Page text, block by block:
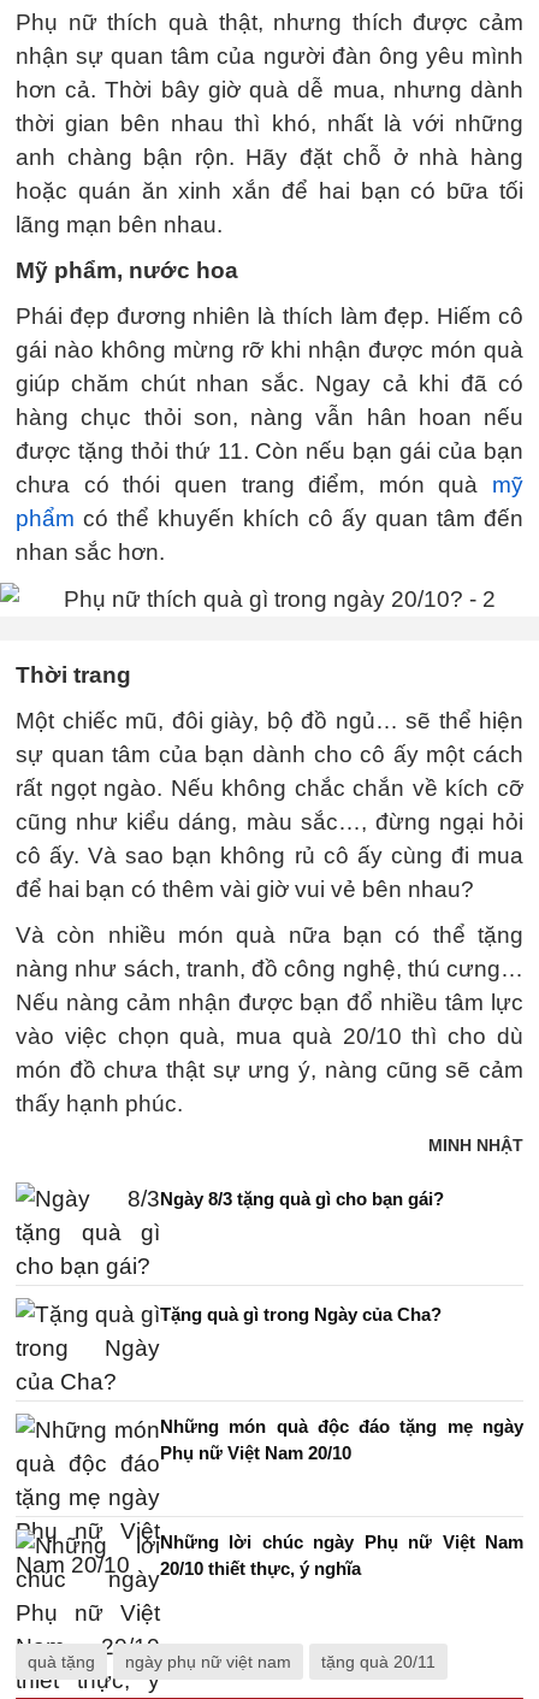
Phụ nữ thích quà thật, nhưng thích được cảm
nhận sự quan tâm của người đàn ông yêu mình
hơn cả. Thời bây giờ quà dễ mua, nhưng dành
thời gian bên nhau thì khó, nhất là với những
anh chàng bận rộn. Hãy đặt chỗ ở nhà hàng
hoặc quán ăn xinh xắn để hai bạn có bữa tối
lãng mạn bên nhau.
Mỹ phẩm, nước hoa
Phái đẹp đương nhiên là thích làm đẹp. Hiếm cô
gái nào không mừng rỡ khi nhận được món quà
giúp chăm chút nhan sắc. Ngay cả khi đã có
hàng chục thỏi son, nàng vẫn hân hoan nếu
được tặng thỏi thứ 11. Còn nếu bạn gái của bạn
chưa có thói quen trang điểm, món quà mỹ
phẩm có thể khuyến khích cô ấy quan tâm đến
nhan sắc hơn.
Thời trang
Một chiếc mũ, đôi giày, bộ đồ ngủ… sẽ thể hiện
sự quan tâm của bạn dành cho cô ấy một cách
rất ngọt ngào. Nếu không chắc chắn về kích cỡ
cũng như kiểu dáng, màu sắc…, đừng ngại hỏi
cô ấy. Và sao bạn không rủ cô ấy cùng đi mua
để hai bạn có thêm vài giờ vui vẻ bên nhau?
Và còn nhiều món quà nữa bạn có thể tặng
nàng như sách, tranh, đồ công nghệ, thú cưng…
Nếu nàng cảm nhận được bạn đổ nhiều tâm lực
vào việc chọn quà, mua quà 20/10 thì cho dù
món đồ chưa thật sự ưng ý, nàng cũng sẽ cảm
thấy hạnh phúc.
MINH NHẬT
Ngày 8/3 tặng quà gì cho bạn gái?
Tặng quà gì trong Ngày của Cha?
Những món quà độc đáo tặng mẹ ngày
Phụ nữ Việt Nam 20/10
Những lời chúc ngày Phụ nữ Việt Nam
20/10 thiết thực, ý nghĩa
quà tặng ngày phụ nữ việt nam tặng quà 20/11